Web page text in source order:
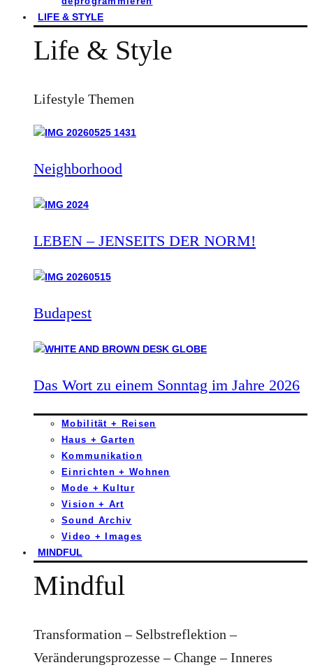
LIFE & STYLE
Life & Style
Lifestyle Themen
Neighborhood
LEBEN – JENSEITS DER NORM!
Budapest
Das Wort zu einem Sonntag im Jahre 2026
Mobilität + Reisen
Haus + Garten
Kommunikation
Einrichten + Wohnen
Mode + Kultur
Vision + Art
Sound Archiv
Video + Images
MINDFUL
Mindful
Transformation – Selbstreflektion –
Veränderungsprozesse – Change – Inneres